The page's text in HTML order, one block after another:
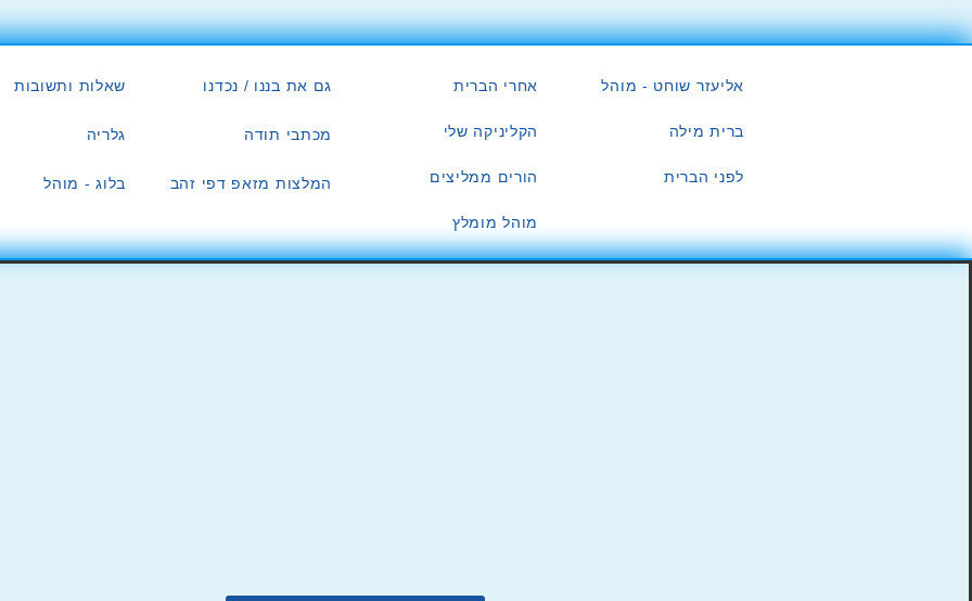
אליעזר שוחט - מוהל
ברית מילה
לפני הברית
אחרי הברית
הקליניקה שלי
הורים ממליצים
מוהל מומלץ
גם את בננו / נכדנו
מכתבי תודה
המלצות מזאפ דפי זהב
שאלות ותשובות
גלריה
בלוג - מוהל